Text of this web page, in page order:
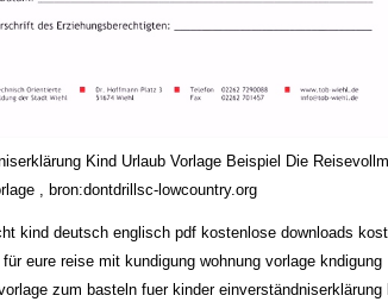
Kind Urlaub Vorlage Beispiel Die
, bron:dontdrillsc-lowcountry.org
kind deutsch englisch pdf kostenlose downloads
eure reise mit kundigung wohnung vorlage kndigung
zum basteln fuer kinder einverständniserklärung